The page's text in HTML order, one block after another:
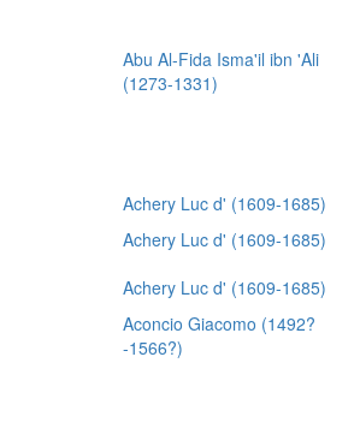
Abu Al-Fida Isma'il ibn 'Ali
(1273-1331)
Achery Luc d' (1609-1685)
Achery Luc d' (1609-1685)
Achery Luc d' (1609-1685)
Aconcio Giacomo (1492?
-1566?)